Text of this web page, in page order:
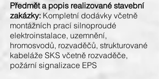
Předmět a popis realizované stavební
zakázky: Kompletní dodávky včetně
montážních prací silnoproudé
elektroinstalace, uzemnění,
hromosvodů, rozvaděčů, strukturované
kabeláže SKS včetně rozvaděče,
požární signalizace EPS